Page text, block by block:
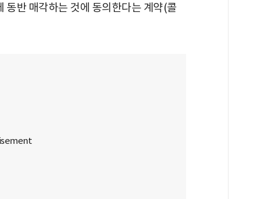
동반 매각하는 것에 동의한다는 계약(콜